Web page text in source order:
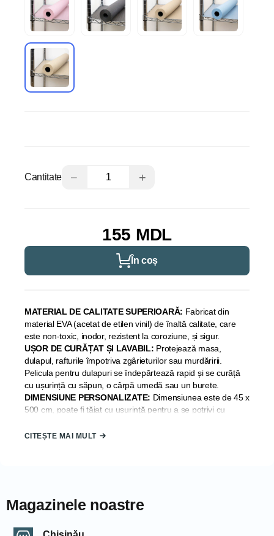
Cantitate − +
155 MDL
În coș
MATERIAL DE CALITATE SUPERIOARĂ: Fabricat din
material EVA (acetat de etilen vinil) de înaltă calitate, care
este non-toxic, inodor, rezistent la coroziune, și sigur.
UȘOR DE CURĂȚAT ȘI LAVABIL: Protejează masa,
dulapul, rafturile împotriva zgârieturilor sau murdăririi.
Pelicula pentru dulapuri se îndepărtează rapid și se curăță
cu ușurință cu săpun, o cârpă umedă sau un burete.
DIMENSIUNE PERSONALIZATE: Dimensiunea este de 45 x
500 cm, poate fi tăiat cu ușurință pentru a se potrivi cu
DESIGN ANTIALUNECARE:
antibacterian, antifouling. Potrivit pentru frigidere, sertare,
CITEȘTE MAI MULT
Magazinele noastre